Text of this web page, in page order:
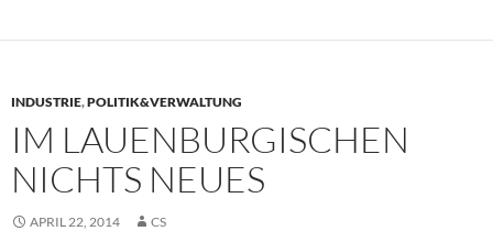
INDUSTRIE,POLITIK&VERWALTUNG
IM LAUENBURGISCHEN
NICHTS NEUES
APRIL 22, 2014 CS